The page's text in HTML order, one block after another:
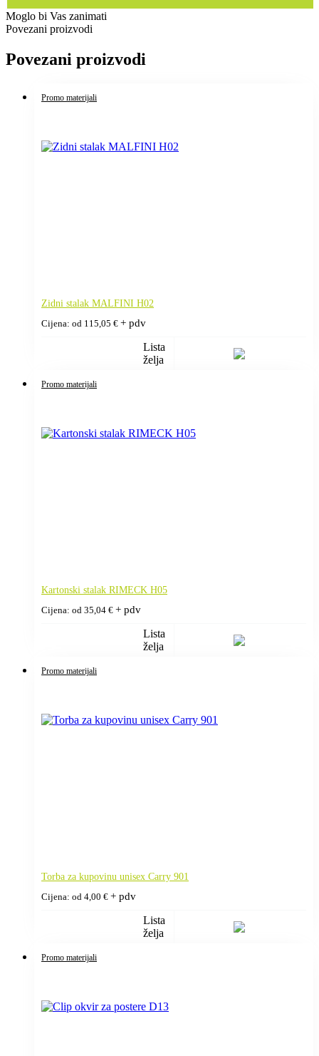
Moglo bi Vas zanimati
Povezani proizvodi
Povezani proizvodi
Promo materijali
Zidni stalak MALFINI H02
Cijena: od 115,05 € + pdv
Lista
želja
Promo materijali
Kartonski stalak RIMECK H05
Cijena: od 35,04 € + pdv
Lista
želja
Promo materijali
Torba za kupovinu unisex Carry 901
Cijena: od 4,00 € + pdv
Lista
želja
Promo materijali